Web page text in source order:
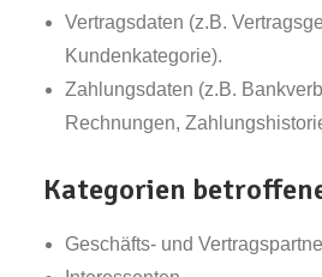
Vertragsdaten (z.B.
Kundenkategorie).
Zahlungsdaten (z.B.
Rechnungen,
Kategorien
Geschäfts- und